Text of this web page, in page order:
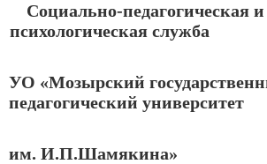
Социально-педагогическая и
психологическая служба
УО «Мозырский
педагогический университет
им. И.П.Шамякина»